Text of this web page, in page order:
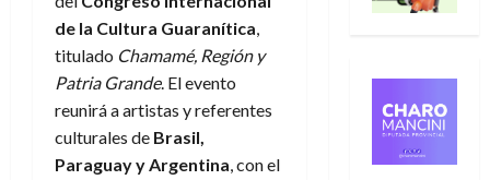
de la Cultura Guaranítica,
titulado Chamamé, Región y
Patria Grande. El evento
reunirá a artistas y referentes
culturales de Brasil,
Paraguay y Argentina, con el